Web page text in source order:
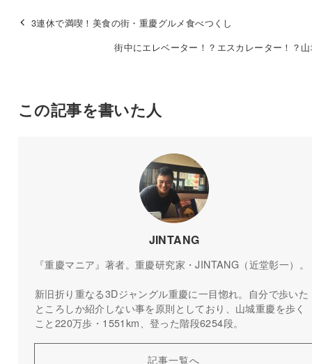
3連休で満喫！美食の街・重慶グルメ食べつくし
街中にエレベーター！？エスカレーター！？
この記事を書いた人
JINTANG
『重慶マニア』著者。重慶研究家・JINTANG（近堂彰一）。
新旧折り重なる3Dジャングル重慶に一目惚れ。自分で歩いた
ところしか紹介しない事を原則としており、山城重慶を歩く
こと220万歩・1551km、登った階段6254段。
記事一覧へ